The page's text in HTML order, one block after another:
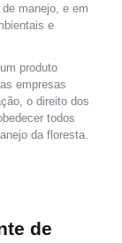
manejo, e em
e
produto
empresas
o direito dos
todos
da floresta.
de